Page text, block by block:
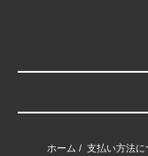
ホーム / 支払い方法に